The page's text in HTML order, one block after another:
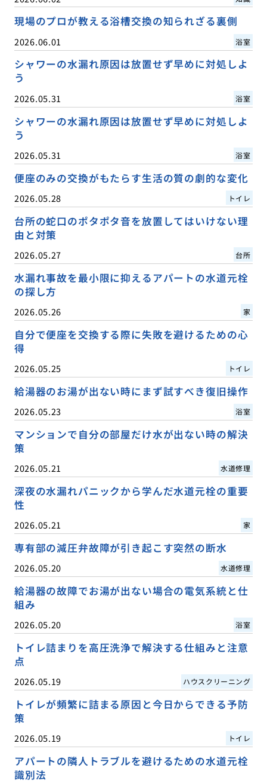
現場のプロが教える浴槽交換の知られざる裏側
2026.06.01 浴室
シャワーの水漏れ原因は放置せず早めに対処しよ
う
2026.05.31 浴室
シャワーの水漏れ原因は放置せず早めに対処しよ
う
2026.05.31 浴室
便座のみの交換がもたらす生活の質の劇的な変化
2026.05.28 トイレ
台所の蛇口のポタポタ音を放置してはいけない理
由と対策
2026.05.27 台所
水漏れ事故を最小限に抑えるアパートの水道元栓
の探し方
2026.05.26 家
自分で便座を交換する際に失敗を避けるための心
得
2026.05.25 トイレ
給湯器のお湯が出ない時にまず試すべき復旧操作
2026.05.23 浴室
マンションで自分の部屋だけ水が出ない時の解決
策
2026.05.21 水道修理
深夜の水漏れパニックから学んだ水道元栓の重要
性
2026.05.21 家
専有部の減圧弁故障が引き起こす突然の断水
2026.05.20 水道修理
給湯器の故障でお湯が出ない場合の電気系統と仕
組み
2026.05.20 浴室
トイレ詰まりを高圧洗浄で解決する仕組みと注意
点
2026.05.19 ハウスクリーニング
トイレが頻繁に詰まる原因と今日からできる予防
策
2026.05.19 トイレ
アパートの隣人トラブルを避けるための水道元栓
識別法